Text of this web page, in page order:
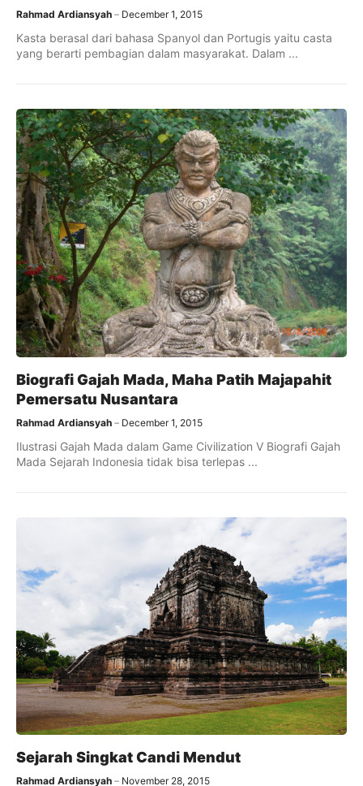
Rahmad Ardiansyah December 1, 2015
Kasta berasal dari bahasa Spanyol dan Portugis yaitu casta
yang berarti pembagian dalam masyarakat. Dalam ...
Biografi Gajah Mada, Maha Patih Majapahit
Pemersatu Nusantara
Rahmad Ardiansyah December 1, 2015
Ilustrasi Gajah Mada dalam Game Civilization V Biografi Gajah
Mada Sejarah Indonesia tidak bisa terlepas ...
Sejarah Singkat Candi Mendut
Rahmad Ardiansyah November 28, 2015